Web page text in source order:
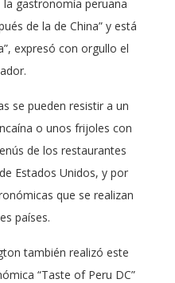
gastronomía peruana
de la de China” y está
expresó con orgullo el
se pueden resistir a un
o unos frijoles con
de los restaurantes
Estados Unidos, y por
que se realizan
países.
también realizó este
“Taste of Peru DC”